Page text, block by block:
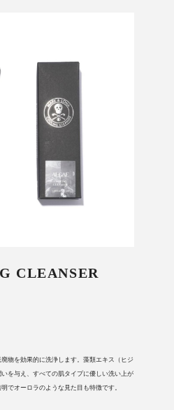
CLEANSER
物を効果的に洗浄します。藻類エキス（ヒジ
を与え、すべての肌タイプに優しい洗い上が
でオーロラのような見た目も特徴です。